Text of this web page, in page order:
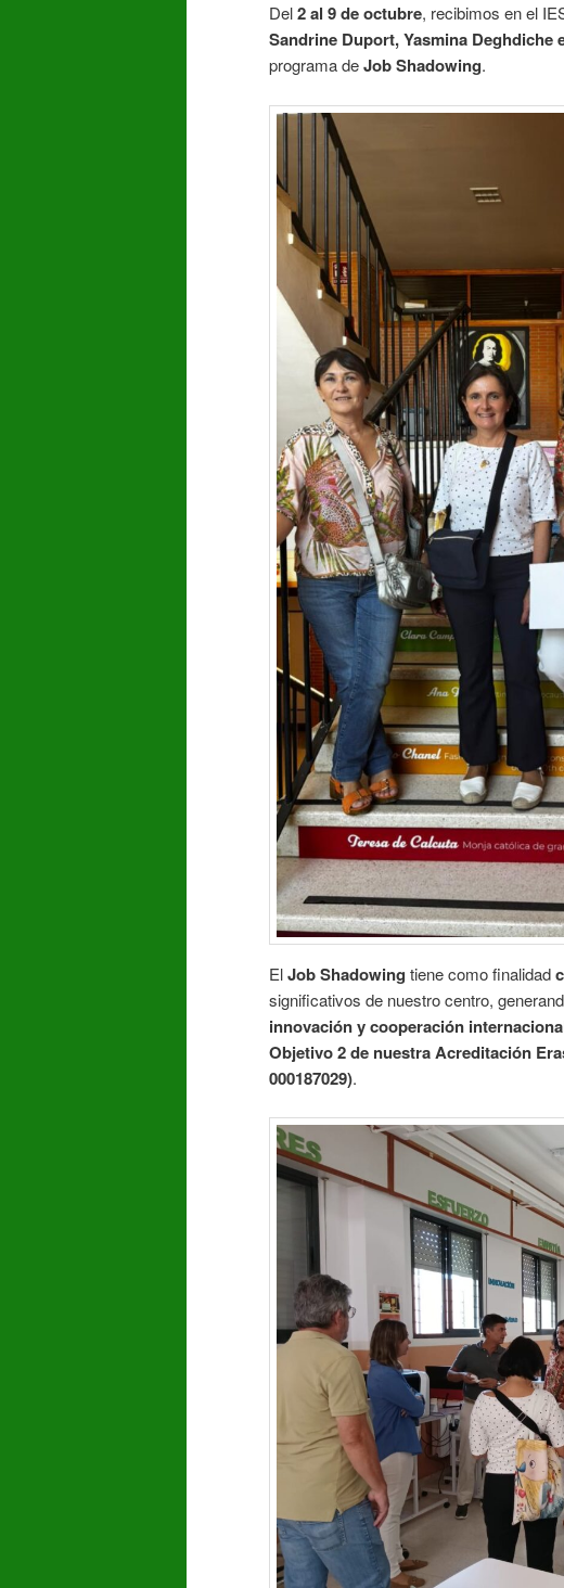
Del2 al 9 de octubre, recibimos en el
Sandrine Duport, Yasmina Deghdiche
programa deJob Shadowing.
ElJob Shadowing tiene como finalidad
significativos de nuestro centro,
innovación y cooperación
Objetivo 2 de nuestra Acreditación
000187029).